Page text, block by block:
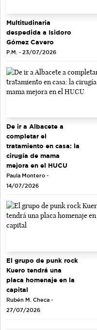
Multitudinaria
despedida a Isidoro
Gómez Cavero
P.M. - 23/07/2026
De ir a Albacete a
completar el
tratamiento en casa: la
cirugía de mama
mejora en el HUCU
Paula Montero -
14/07/2026
El grupo de punk rock
Kuero tendrá una
placa homenaje en la
capital
Rubén M. Checa -
27/07/2026